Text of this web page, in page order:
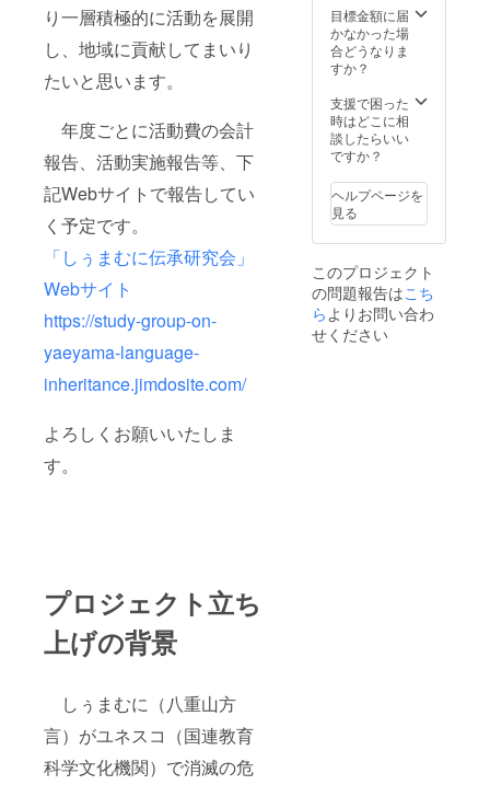
り一層積極的に活動を展開
し、地域に貢献してまいり
たいと思います。
年度ごとに活動費の会計
報告、活動実施報告等、下
記Webサイトで報告してい
く予定です。
「しぅまむに伝承研究会」
Webサイト
https://study-group-on-
yaeyama-language-
inheritance.jimdosite.com/
よろしくお願いいたしま
す。
プロジェクト立ち
上げの背景
しぅまむに（八重山方
言）がユネスコ（国連教育
科学文化機関）で消滅の危
目標金額に届
かなかった場
合どうなりま
すか？
支援で困った
時はどこに相
談したらいい
ですか？
ヘルプページを
見る
このプロジェクト
の問題報告はこち
らよりお問い合わ
せください